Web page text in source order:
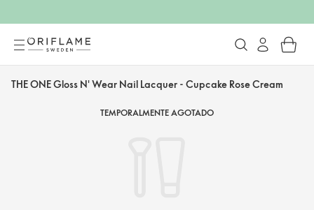
THE ONE Gloss N' Wear Nail Lacquer - Cupcake Rose Cream
TEMPORALMENTE AGOTADO